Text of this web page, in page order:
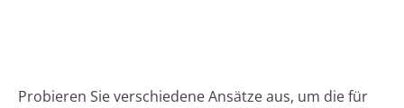
Probieren Sie verschiedene Ansätze aus, um die für